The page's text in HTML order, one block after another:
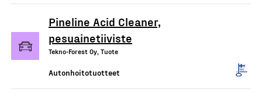
Pineline Acid Cleaner,
pesuainetiiviste
Tekno-Forest Oy, Tuote
Autonhoitotuotteet